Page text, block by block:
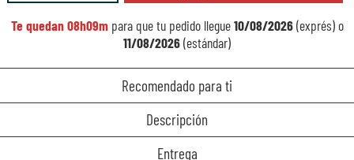
Te quedan08h09mpara que tu pedido llegue10/08/2026(exprés) o
11/08/2026(estándar)
Recomendado para ti
Descripción
Entrega